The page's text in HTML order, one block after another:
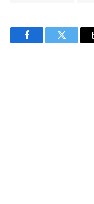
FacebookTwitter